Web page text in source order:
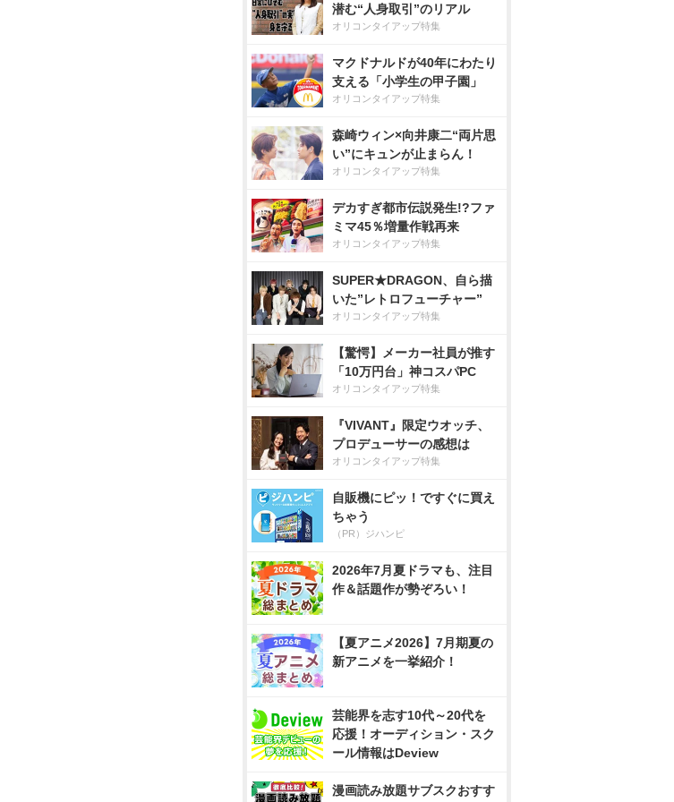
潜む“人身取引”のリアル
オリコンタイアップ特集
マクドナルドが40年にわたり
支える「小学生の甲子園」
オリコンタイアップ特集
森崎ウィン×向井康二“両片思
い”にキュンが止まらん！
オリコンタイアップ特集
デカすぎ都市伝説発生!?ファ
ミマ45％増量作戦再来
オリコンタイアップ特集
SUPER★DRAGON、自ら描
いた”レトロフューチャー”
オリコンタイアップ特集
【驚愕】メーカー社員が推す
「10万円台」神コスパPC
オリコンタイアップ特集
『VIVANT』限定ウオッチ、
プロデューサーの感想は
オリコンタイアップ特集
自販機にピッ！ですぐに買え
ちゃう
（PR）ジハンピ
2026年7月夏ドラマも、注目
作＆話題作が勢ぞろい！
【夏アニメ2026】7月期夏の
新アニメを一挙紹介！
芸能界を志す10代～20代を
応援！オーディション・スク
ール情報はDeview
漫画読み放題サブスクおすす